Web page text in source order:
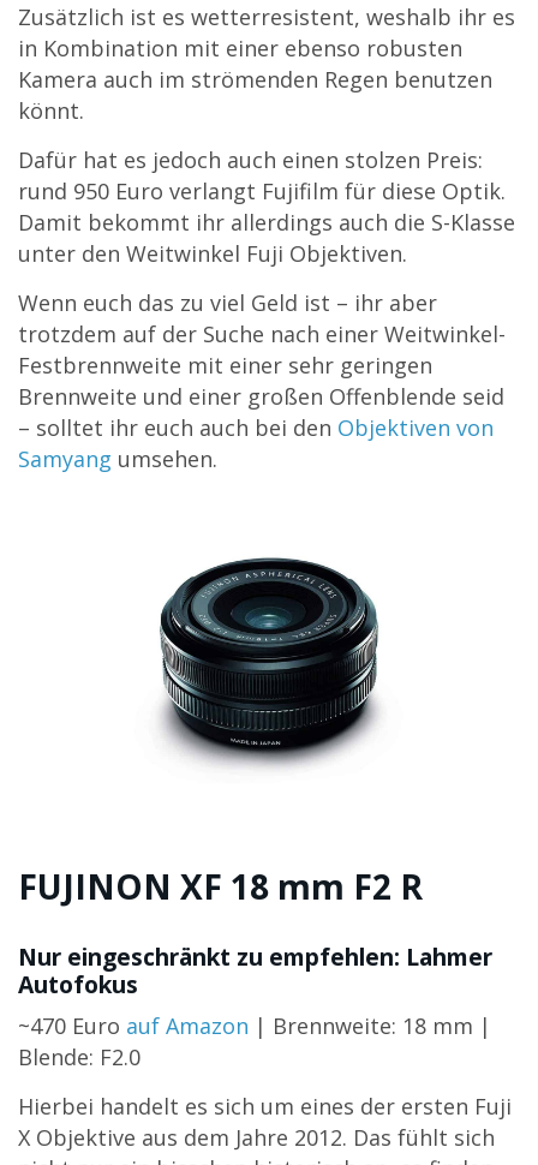
Zusätzlich ist es wetterresistent, weshalb ihr es
in Kombination mit einer ebenso robusten
Kamera auch im strömenden Regen benutzen
könnt.
Dafür hat es jedoch auch einen stolzen Preis:
rund 950 Euro verlangt Fujifilm für diese Optik.
Damit bekommt ihr allerdings auch die S-Klasse
unter den Weitwinkel Fuji Objektiven.
Wenn euch das zu viel Geld ist – ihr aber
trotzdem auf der Suche nach einer Weitwinkel-
Festbrennweite mit einer sehr geringen
Brennweite und einer großen Offenblende seid
– solltet ihr euch auch bei den Objektiven von
Samyang umsehen.
FUJINON XF 18 mm F2 R
Nur eingeschränkt zu empfehlen: Lahmer
Autofokus
~470 Euro auf Amazon | Brennweite: 18 mm |
Blende: F2.0
Hierbei handelt es sich um eines der ersten Fuji
X Objektive aus dem Jahre 2012. Das fühlt sich